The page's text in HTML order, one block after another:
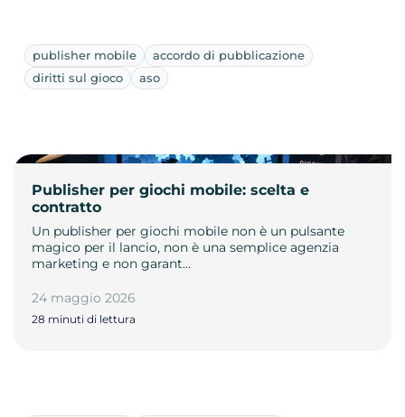
publisher mobile
accordo di pubblicazione
diritti sul gioco
aso
Publisher per giochi mobile: scelta e
contratto
Un publisher per giochi mobile non è un pulsante
magico per il lancio, non è una semplice agenzia
marketing e non garant…
24 maggio 2026
28 minuti di lettura